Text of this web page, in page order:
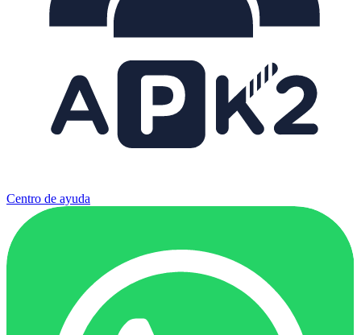
Centro de ayuda